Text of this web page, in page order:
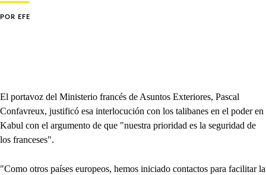
POR EFE
El portavoz del Ministerio francés de Asuntos Exteriores, Pascal
Confavreux, justificó esa interlocución con los talibanes en el poder en
Kabul con el argumento de que "nuestra prioridad es la seguridad de
los franceses".
"Como otros países europeos, hemos iniciado contactos para facilitar la